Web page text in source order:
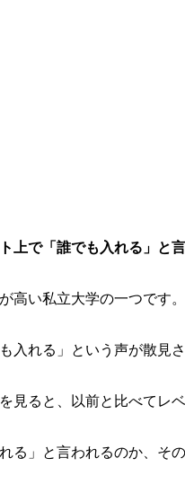
上で「誰でも入れる」と
高い私立大学の一つです。
入れる」という声が散見さ
見ると、以前と比べてレ
る」と言われるのか、そ